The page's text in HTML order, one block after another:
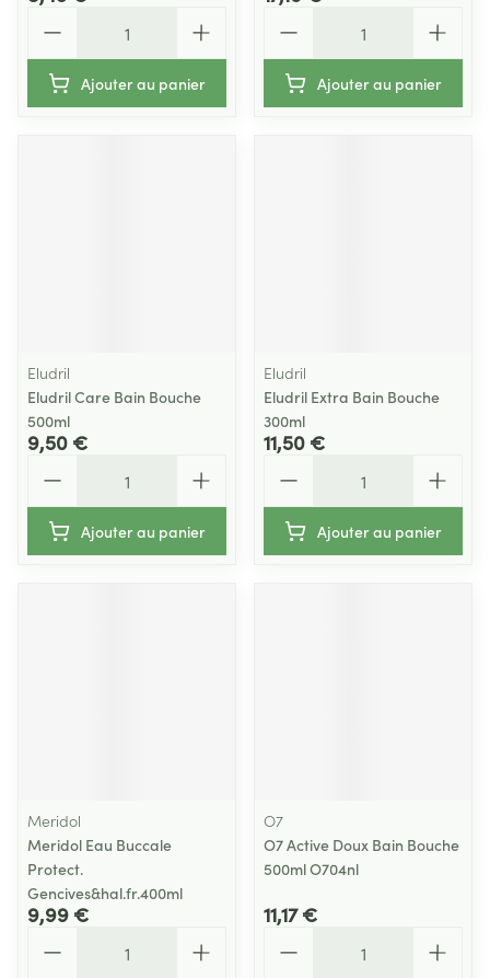
Ajouter au panier Ajouter au panier
Eludril
Eludril Care Bain Bouche
500ml
9,50 €
Ajouter au panier
Eludril
Eludril Extra Bain Bouche
300ml
11,50 €
Ajouter au panier
Meridol
Meridol Eau Buccale
Protect.
Gencives&hal.fr.400ml
9,99 €
O7
O7 Active Doux Bain Bouche
500ml O704nl
11,17 €